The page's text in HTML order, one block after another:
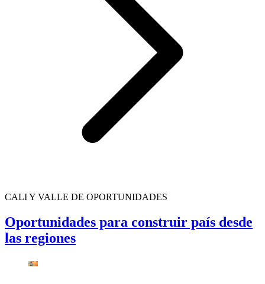
CALI Y VALLE DE OPORTUNIDADES
Oportunidades para construir país desde
las regiones